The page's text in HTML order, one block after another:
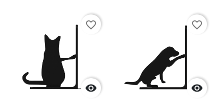

favorite_border

favorite_border